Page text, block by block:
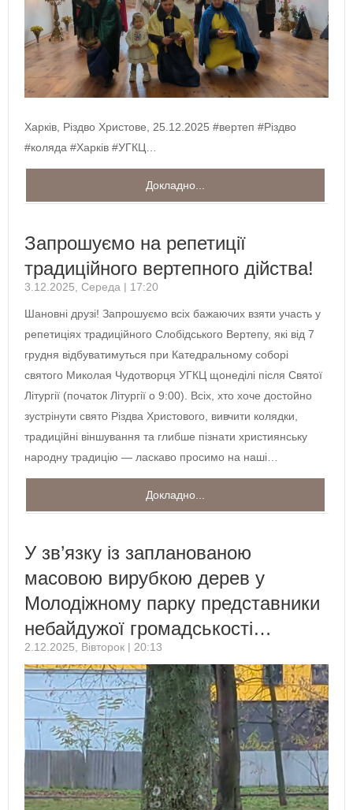
Харків, Різдво Христове, 25.12.2025 #вертеп #Різдво
#коляда #Харків #УГКЦ…
Докладно...
Запрошуємо на репетиції
традиційного вертепного дійства!
3.12.2025, Середа | 17:20
Шановні друзі! Запрошуємо всіх бажаючих взяти участь у
репетиціях традиційного Слобідського Вертепу, які від 7
грудня відбуватимуться при Катедральному соборі
святого Миколая Чудотворця УГКЦ щонеділі після Святої
Літургії (початок Літургії о 9:00). Всіх, хто хоче достойно
зустрінути свято Різдва Христового, вивчити колядки,
традиційні віншування та глибше пізнати християнську
народну традицію — ласкаво просимо на наші…
Докладно...
У зв’язку із запланованою
масовою вирубкою дерев у
Молодіжному парку представники
небайдужої громадськості…
2.12.2025, Вівторок | 20:13